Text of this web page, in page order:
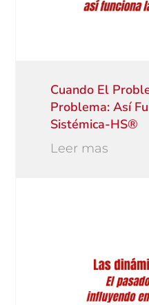
Cuando El
Problema: Así
Sistémica-HS®
Leer mas